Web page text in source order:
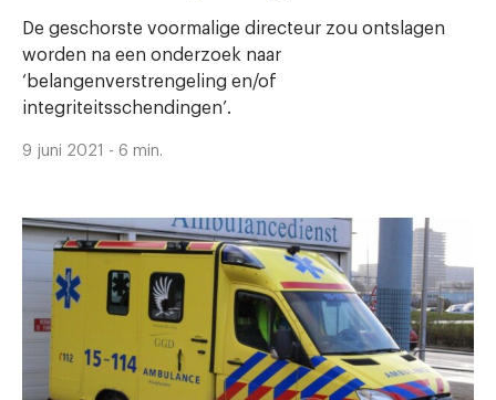
De geschorste voormalige directeur zou ontslagen
worden na een onderzoek naar
‘belangenverstrengeling en/of
integriteitsschendingen’.
9 juni 2021 - 6 min.